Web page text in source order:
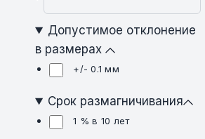
Допустимое отклонение
в размерах
+/- 0.1 мм
Срок размагничивания
1 % в 10 лет